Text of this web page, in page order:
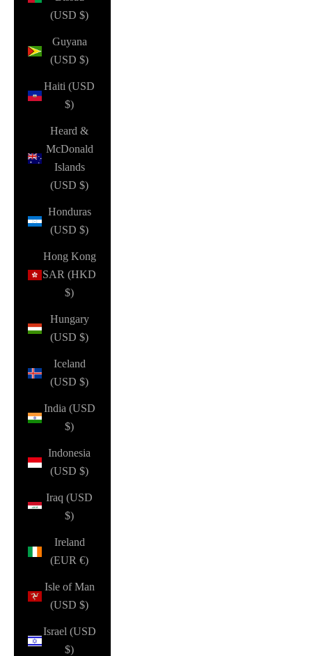
(USD $)
Guyana
(USD $)
Haiti (USD
$)
Heard &
McDonald
Islands
(USD $)
Honduras
(USD $)
Hong Kong
SAR (HKD
$)
Hungary
(USD $)
Iceland
(USD $)
India (USD
$)
Indonesia
(USD $)
Iraq (USD
$)
Ireland
(EUR €)
Isle of Man
(USD $)
Israel (USD
$)